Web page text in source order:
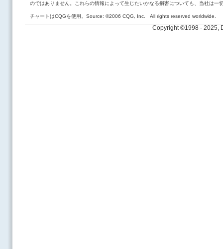
のではありません。これらの情報によって生じたいかなる損害についても、当社は一
チャートはCQGを使用。Source: ©2006 CQG, Inc. All rights reserved worldwide.
Copyright ©1998 - 2025,